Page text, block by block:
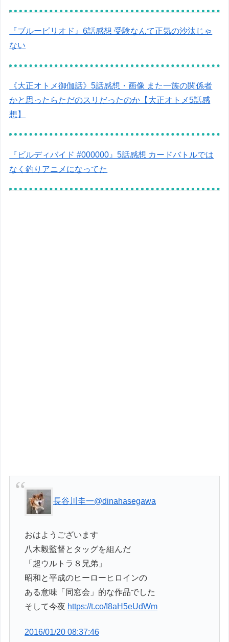
『ブルーピリオド』6話感想 受験なんて正気の沙汰じゃ
ない
《大正オトメ御伽話》5話感想・画像 また一族の関係者
かと思ったらただのスリだったのか【大正オトメ5話感
想】
『ビルディバイド #000000』5話感想 カードバトルでは
なく釣りアニメになってた
長谷川圭一@dinahasegawa
おはようございます
八木毅監督とタッグを組んだ
「超ウルトラ８兄弟」
昭和と平成のヒーローヒロインの
ある意味「同窓会」的な作品でした
そして今夜 https://t.co/I8aH5eUdWm
2016/01/20 08:37:46